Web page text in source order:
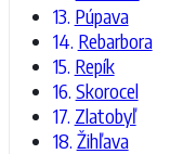
Púpava
Rebarbora
Repík
Skorocel
Zlatobyľ
Žihľava